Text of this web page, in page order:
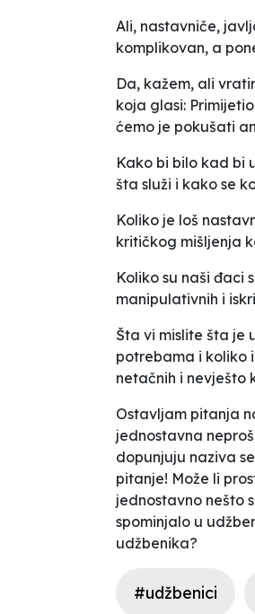
Ali, nastavniče,
komplikovan, a
Da, kažem, ali
koja glasi:
ćemo je pokušati
Kako bi bilo kad bi
šta služi i kako se
Koliko je loš
kritičkog mišljenja
Koliko su naši đaci
manipulativnih i
Šta vi mislite šta je
potrebama i koliko
netačnih i nevješto
Ostavljam pitanja
jednostavna
dopunjuju naziva
pitanje! Može li
jednostavno nešto
spominjalo u
udžbenika?
#udžbenici